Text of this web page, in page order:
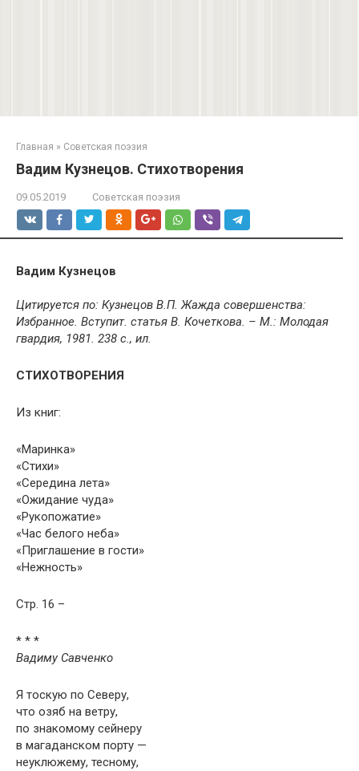
Главная » Советская поэзия
Вадим Кузнецов. Стихотворения
09.05.2019 Советская поэзия
Вадим Кузнецов
Цитируется по: Кузнецов В.П. Жажда совершенства:
Избранное. Вступит. статья В. Кочеткова. – М.: Молодая
гвардия, 1981. 238 с., ил.
СТИХОТВОРЕНИЯ
Из книг:
«Маринка»
«Стихи»
«Середина лета»
«Ожидание чуда»
«Рукопожатие»
«Час белого неба»
«Приглашение в гости»
«Нежность»
Стр. 16 –
* * *
Вадиму Савченко
Я тоскую по Северу,
что озяб на ветру,
по знакомому сейнеру
в магаданском порту —
неуклюжему, тесному,